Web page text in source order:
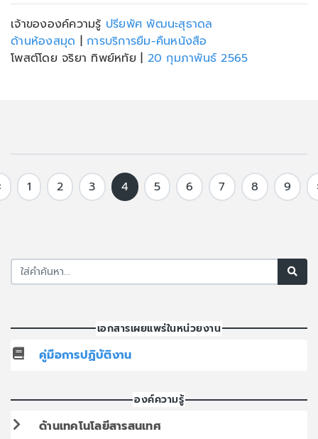
เจ้าขององค์ความรู้ ปรียพัศ พัฒนะสุธาดล
ด้านห้องสมุด | การบริการยืม-คืนหนังสือ
โพสต์โดย จริยา ทิพย์หทัย | 20 กุมภาพันธ์ 2565
1 2 3 4 5 6 7 8 9
เอกสารเผยแพร่ในหน่วยงาน
คู่มือการปฏิบัติงาน
องค์ความรู้
ด้านเทคโนโลยีสารสนเทศ